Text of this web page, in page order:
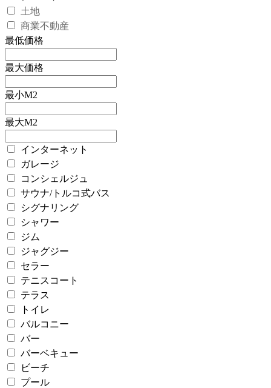
土地
商業不動産
最低価格
最大価格
最小M2
最大M2
インターネット
ガレージ
コンシェルジュ
サウナ/トルコ式バス
シグナリング
シャワー
ジム
ジャグジー
セラー
テニスコート
テラス
トイレ
バルコニー
バー
バーベキュー
ビーチ
プール